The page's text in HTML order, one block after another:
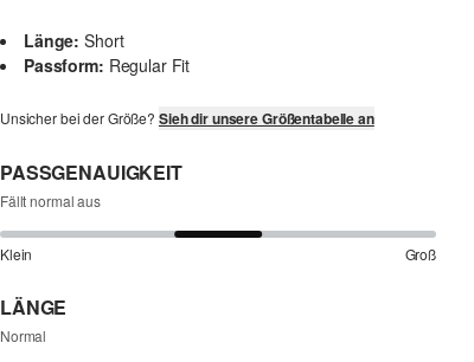
Länge: Short
Passform: Regular Fit
Unsicher bei der Größe? Sieh dir unsere Größentabelle an
PASSGENAUIGKEIT
Fällt normal aus
Klein Groß
LÄNGE
Normal